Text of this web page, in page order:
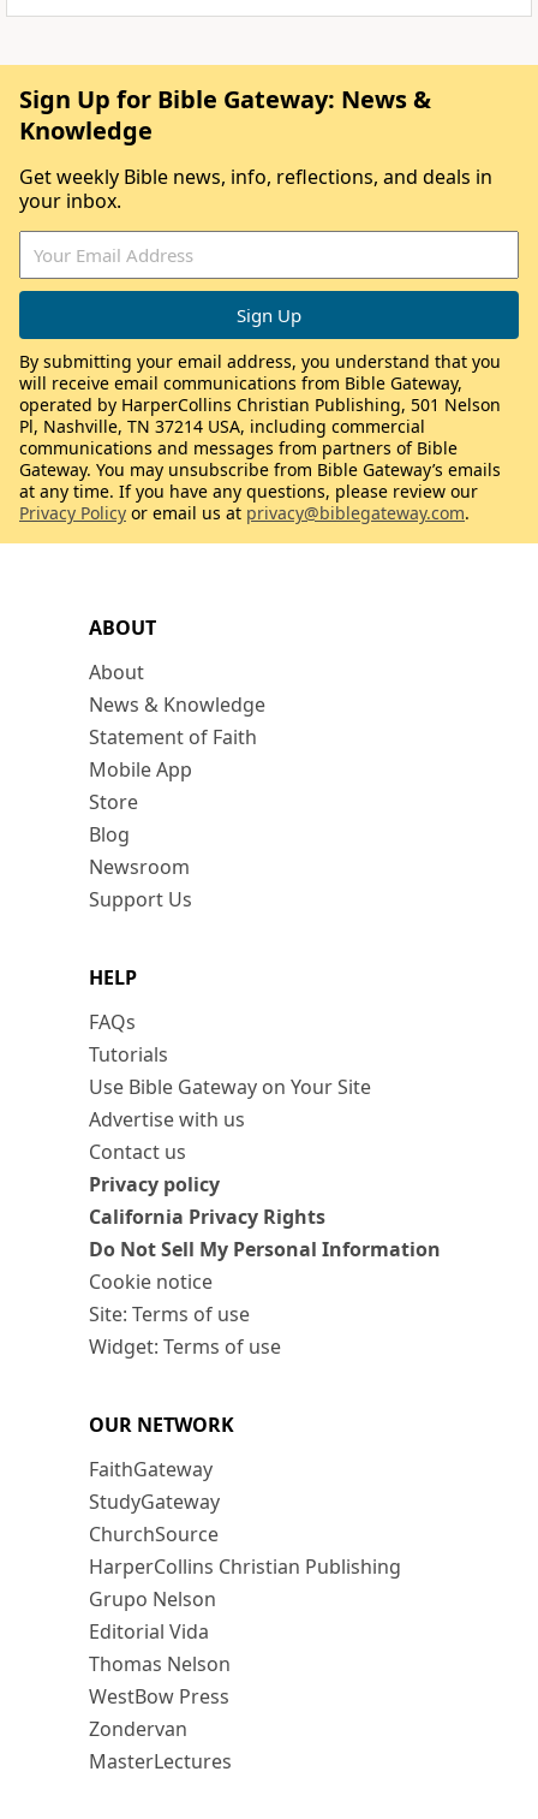
ABOUT
About
News & Knowledge
Statement of Faith
Mobile App
Store
Blog
Newsroom
Support Us
HELP
FAQs
Tutorials
Use Bible Gateway on Your Site
Advertise with us
Contact us
Privacy policy
California Privacy Rights
Do Not Sell My Personal Information
Cookie notice
Site: Terms of use
Widget: Terms of use
OUR NETWORK
FaithGateway
StudyGateway
ChurchSource
HarperCollins Christian Publishing
Grupo Nelson
Editorial Vida
Thomas Nelson
WestBow Press
Zondervan
MasterLectures
Sign Up for Bible Gateway: News &
Knowledge
Get weekly Bible news, info, reflections, and deals in
your inbox.
By submitting your email address, you understand that you
will receive email communications from Bible Gateway,
operated by HarperCollins Christian Publishing, 501 Nelson
Pl, Nashville, TN 37214 USA, including commercial
communications and messages from partners of Bible
Gateway. You may unsubscribe from Bible Gateway’s emails
at any time. If you have any questions, please review our
Privacy Policy or email us at privacy@biblegateway.com.